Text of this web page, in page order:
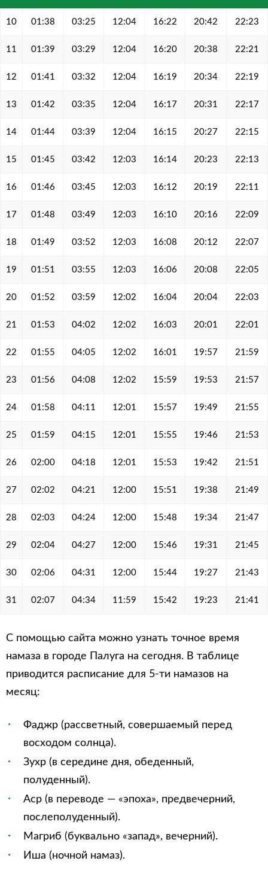
10 01:38 03:25 12:04 16:22 20:42 22:23
11 01:39 03:29 12:04 16:20 20:38 22:21
12 01:41 03:32 12:04 16:19 20:34 22:19
13 01:42 03:35 12:04 16:17 20:31 22:17
14 01:44 03:39 12:04 16:15 20:27 22:15
15 01:45 03:42 12:03 16:14 20:23 22:13
16 01:46 03:45 12:03 16:12 20:19 22:11
17 01:48 03:49 12:03 16:10 20:16 22:09
18 01:49 03:52 12:03 16:08 20:12 22:07
19 01:51 03:55 12:03 16:06 20:08 22:05
20 01:52 03:59 12:02 16:04 20:04 22:03
21 01:53 04:02 12:02 16:03 20:01 22:01
22 01:55 04:05 12:02 16:01 19:57 21:59
23 01:56 04:08 12:02 15:59 19:53 21:57
24 01:58 04:11 12:01 15:57 19:49 21:55
25 01:59 04:15 12:01 15:55 19:46 21:53
26 02:00 04:18 12:01 15:53 19:42 21:51
27 02:02 04:21 12:00 15:51 19:38 21:49
28 02:03 04:24 12:00 15:48 19:34 21:47
29 02:04 04:27 12:00 15:46 19:31 21:45
30 02:06 04:31 12:00 15:44 19:27 21:43
31 02:07 04:34 11:59 15:42 19:23 21:41
С помощью сайта можно узнать точное время
намаза в городе Палуга на сегодня. В таблице
приводится расписание для 5-ти намазов на
месяц:
Фаджр (рассветный, совершаемый перед
восходом солнца).
Зухр (в середине дня, обеденный,
полуденный).
Аср (в переводе — «эпоха», предвечерний,
послеполуденный).
Магриб (буквально «запад», вечерний).
Иша (ночной намаз).